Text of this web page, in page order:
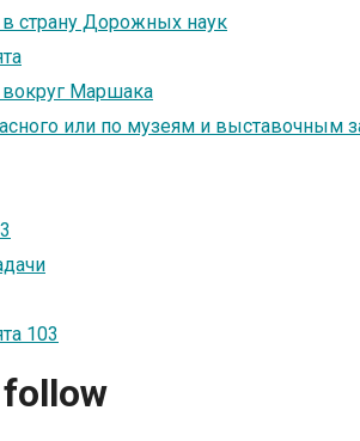
страну Дорожных наук
Маршака
или по музеям и выставочным
103